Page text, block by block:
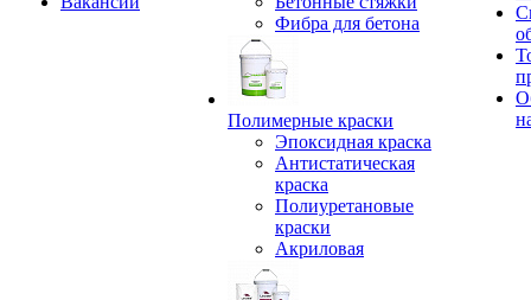
Фибра для бетона
Полимерные краски
Эпоксидная краска
Антистатическая
краска
Полиуретановые
краски
Акриловая